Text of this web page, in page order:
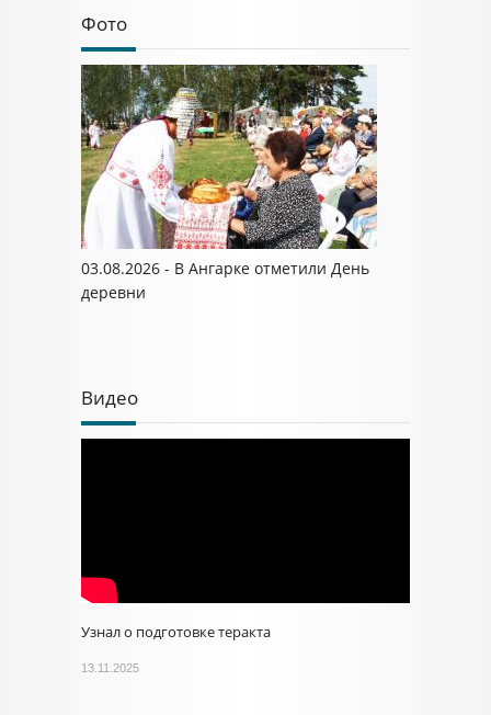
Фото
03.08.2026 - В Ангарке отметили День
деревни
Видео
Узнал о подготовке теракта
13.11.2025